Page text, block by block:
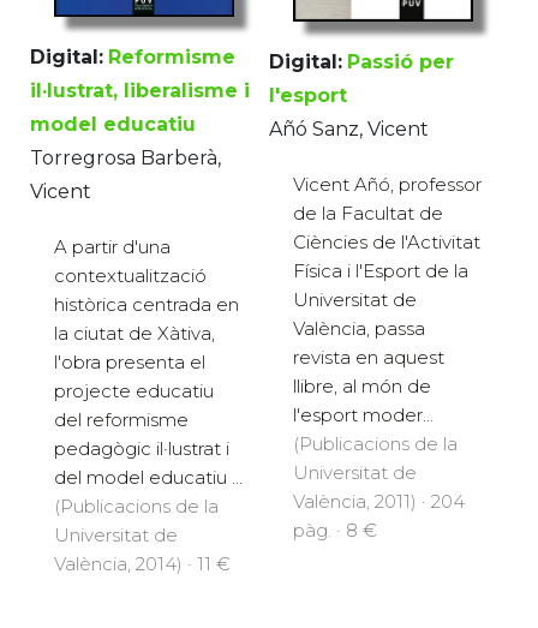
Digital: Reformisme
il·lustrat, liberalisme i
model educatiu
Torregrosa Barberà,
Vicent
A partir d'una
contextualització
històrica centrada en
la ciutat de Xàtiva,
l'obra presenta el
projecte educatiu
del reformisme
pedagògic il·lustrat i
del model educatiu ...
(Publicacions de la
Universitat de
València, 2014) · 11 €
Digital: Passió per
l'esport
Añó Sanz, Vicent
Vicent Añó, professor
de la Facultat de
Ciències de l'Activitat
Física i l'Esport de la
Universitat de
València, passa
revista en aquest
llibre, al món de
l'esport moder...
(Publicacions de la
Universitat de
València, 2011) · 204
pàg. · 8 €